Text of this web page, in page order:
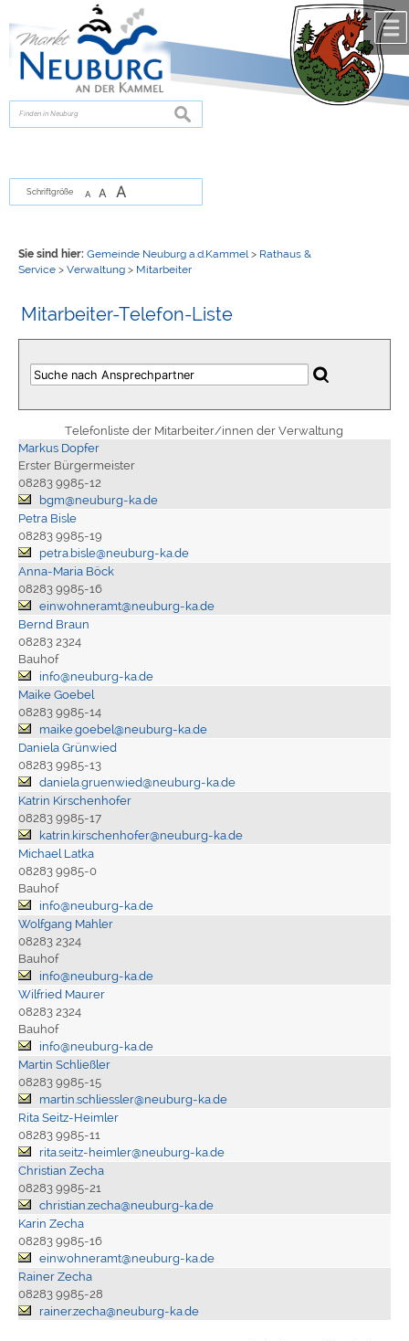
zur Navigationoder
springen.
suchen
Schriftgröße A A A
Sie sind hier: Gemeinde Neuburg a.d.Kammel > Rathaus &
Service> Verwaltung> Mitarbeiter
Mitarbeiter-Telefon-Liste
Telefonliste der Mitarbeiter/innen der Verwaltung
Markus Dopfer
Erster Bürgermeister
08283 9985-12
bgm@neuburg-ka.de
Petra Bisle
08283 9985-19
petra.bisle@neuburg-ka.de
Anna-Maria Böck
08283 9985-16
einwohneramt@neuburg-ka.de
Bernd Braun
08283 2324
Bauhof
info@neuburg-ka.de
Maike Goebel
08283 9985-14
maike.goebel@neuburg-ka.de
Daniela Grünwied
08283 9985-13
daniela.gruenwied@neuburg-ka.de
Katrin Kirschenhofer
08283 9985-17
katrin.kirschenhofer@neuburg-ka.de
Michael Latka
08283 9985-0
Bauhof
info@neuburg-ka.de
Wolfgang Mahler
08283 2324
Bauhof
info@neuburg-ka.de
Wilfried Maurer
08283 2324
Bauhof
info@neuburg-ka.de
Martin Schließler
08283 9985-15
martin.schliessler@neuburg-ka.de
Rita Seitz-Heimler
08283 9985-11
rita.seitz-heimler@neuburg-ka.de
Christian Zecha
08283 9985-21
christian.zecha@neuburg-ka.de
Karin Zecha
08283 9985-16
einwohneramt@neuburg-ka.de
Rainer Zecha
08283 9985-28
rainer.zecha@neuburg-ka.de